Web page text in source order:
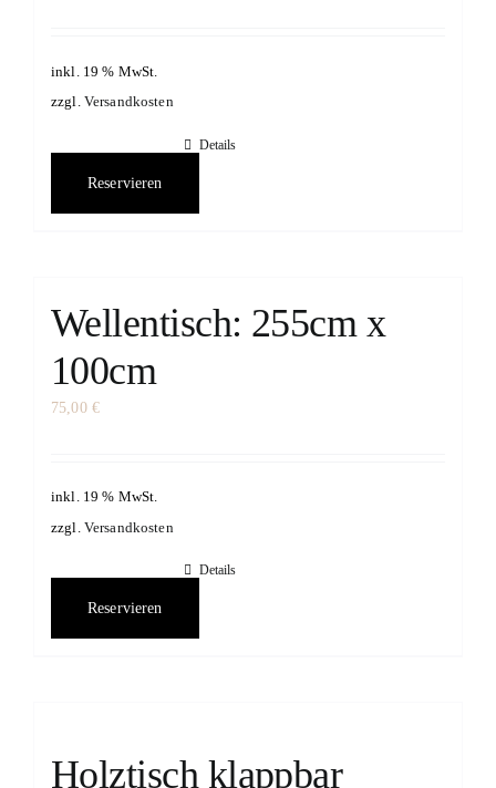
inkl. 19 % MwSt.
zzgl. Versandkosten
Reservieren
Details
Wellentisch: 255cm x
100cm
75,00 €
inkl. 19 % MwSt.
zzgl. Versandkosten
Reservieren
Details
Holztisch klappbar